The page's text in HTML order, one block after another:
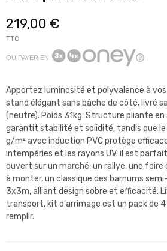
219,00 €
TTC
OU PAYER EN
Apportez luminosité et polyvalence à
stand élégant sans bâche de côté, livré
(neutre). Poids 31kg. Structure pliante
garantit stabilité et solidité, tandis que
g/m² avec induction PVC protège
intempéries et les rayons UV. il est
ouvert sur un marché, un rallye, une foire
à monter, un classique des barnums
3x3m, alliant design sobre et efficacité.
transport, kit d'arrimage est un pack de 4
remplir.